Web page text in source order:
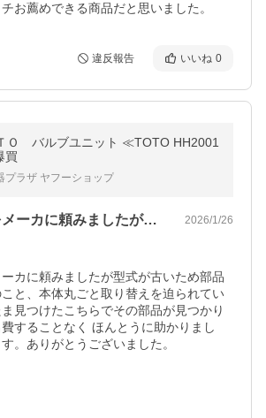
お薦めできる商品だと思いました。
違反報告 いいね 0
Ｏ バルブユニット ≪TOTO HH2001
買
プラザ ヤフーショップ
トイレの修理をメーカに頼みましたが型式… 2026/1/26
ーカに頼みましたが型式が古いため部品
と、本体丸ごと取り替えを迫られてい
見つけたこちらでその部品が見つかり
することなく ほんとうに助かりまし
。ありがとうございました。